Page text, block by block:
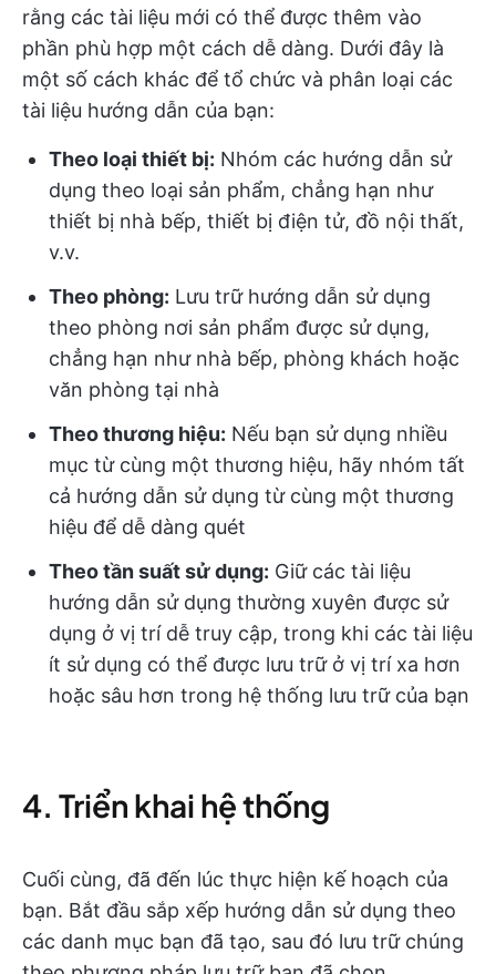
rằng các tài liệu mới có thể được thêm vào
phần phù hợp một cách dễ dàng. Dưới đây là
một số cách khác để tổ chức và phân loại các
tài liệu hướng dẫn của bạn:
Theo loại thiết bị: Nhóm các hướng dẫn sử
dụng theo loại sản phẩm, chẳng hạn như
thiết bị nhà bếp, thiết bị điện tử, đồ nội thất,
v.v.
Theo phòng: Lưu trữ hướng dẫn sử dụng
theo phòng nơi sản phẩm được sử dụng,
chẳng hạn như nhà bếp, phòng khách hoặc
văn phòng tại nhà
Theo thương hiệu: Nếu bạn sử dụng nhiều
mục từ cùng một thương hiệu, hãy nhóm tất
cả hướng dẫn sử dụng từ cùng một thương
hiệu để dễ dàng quét
Theo tần suất sử dụng: Giữ các tài liệu
hướng dẫn sử dụng thường xuyên được sử
dụng ở vị trí dễ truy cập, trong khi các tài liệu
ít sử dụng có thể được lưu trữ ở vị trí xa hơn
hoặc sâu hơn trong hệ thống lưu trữ của bạn
4. Triển khai hệ thống
Cuối cùng, đã đến lúc thực hiện kế hoạch của
bạn. Bắt đầu sắp xếp hướng dẫn sử dụng theo
các danh mục bạn đã tạo, sau đó lưu trữ chúng